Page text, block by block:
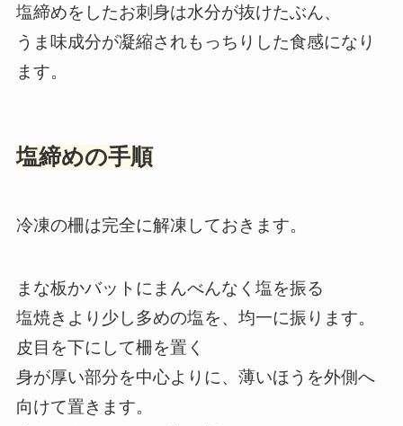
塩締めをしたお刺身は水分が抜けたぶん、
うま味成分が凝縮されもっちりした食感になり
ます。
塩締めの手順
冷凍の柵は完全に解凍しておきます。
まな板かバットにまんべんなく塩を振る
塩焼きより少し多めの塩を、均一に振ります。
皮目を下にして柵を置く
身が厚い部分を中心よりに、薄いほうを外側へ
向けて置きます。